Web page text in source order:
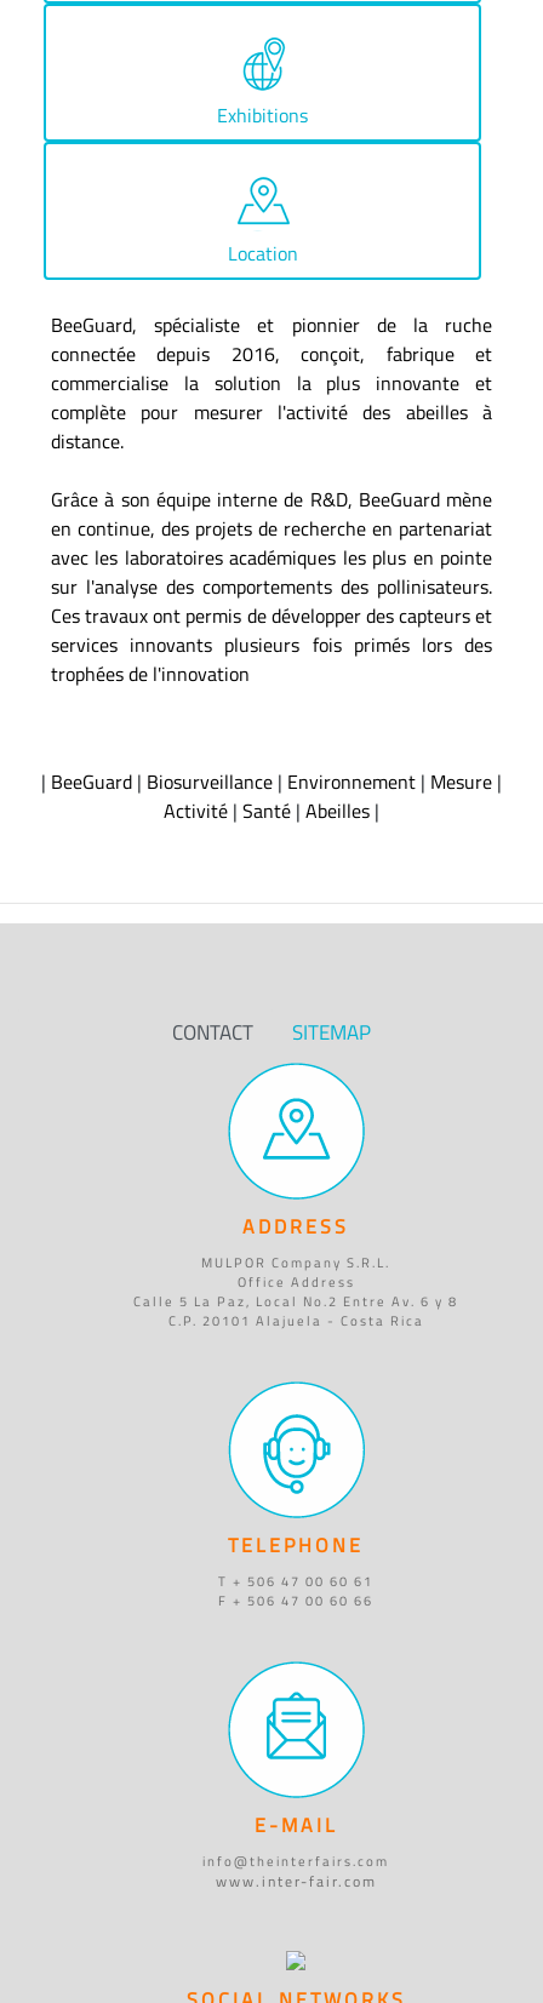
Exhibitions
Location
BeeGuard, spécialiste et pionnier de la ruche
connectée depuis 2016, conçoit, fabrique et
commercialise la solution la plus innovante et
complète pour mesurer l'activité des abeilles à
distance.
Grâce à son équipe interne de R&D, BeeGuard mène
en continue, des projets de recherche en partenariat
avec les laboratoires académiques les plus en pointe
sur l'analyse des comportements des pollinisateurs.
Ces travaux ont permis de développer des capteurs et
services innovants plusieurs fois primés lors des
trophées de l'innovation
| BeeGuard | Biosurveillance | Environnement | Mesure |
Activité | Santé | Abeilles |
CONTACT SITEMAP
ADDRESS
MULPOR Company S.R.L.
Office Address
Calle 5 La Paz, Local No.2 Entre Av. 6 y 8
C.P. 20101 Alajuela - Costa Rica
TELEPHONE
T + 506 47 00 60 61
F + 506 47 00 60 66
E-MAIL
info@theinterfairs.com
www.inter-fair.com